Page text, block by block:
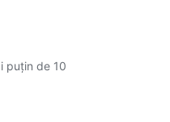
puțin de 10